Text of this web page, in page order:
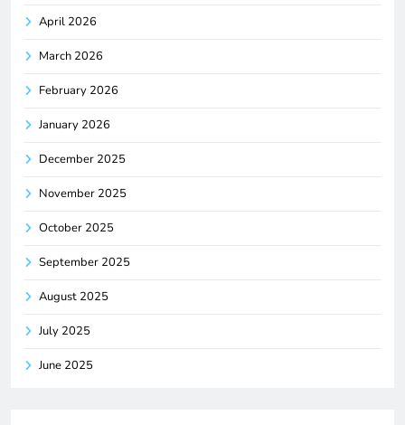
April 2026
March 2026
February 2026
January 2026
December 2025
November 2025
October 2025
September 2025
August 2025
July 2025
June 2025